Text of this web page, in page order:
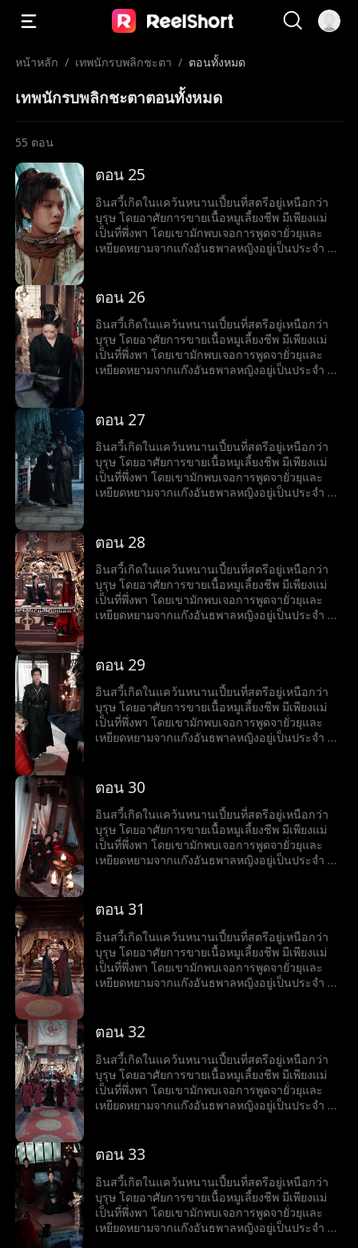
หน้าหลัก / เทพนักรบพลิกชะตา / ตอนทั้งหมด
เทพนักรบพลิกชะตาตอนทั้งหมด
55 ตอน
ตอน 25
อินสวี้เกิดในแคว้นหนานเปี้ยนที่สตรีอยู่เหนือกว่า
บุรุษ โดยอาศัยการขายเนื้อหมูเลี้ยงชีพ มีเพียงแม่
เป็นที่พึ่งพา โดยเขามักพบเจอการพูดจายั่วยุและ
เหยียดหยามจากแก๊งอันธพาลหญิงอยู่เป็นประจำ จึง
ฝึกฝนวิทยายุทธ์ แต่อินสวี้กลับมีใจที่อยากออกทัพไป
วิทยายุทธ์ลับหลังแม่ เพื่อทำให้ปณิธานที่หวังไว้เป็น
จริง อินสวี้ไม่สนใจที่แม่คัดค้านการเข้าร่วมงาน
ชุมนุมเทพนักรบ ทว่าเขากลับเริ่มเข้าใกล้ชาติ
กำเนิดของตัวเองที่ลานเทพนักรบทีละนิด...
ตอน 26
อินสวี้เกิดในแคว้นหนานเปี้ยนที่สตรีอยู่เหนือกว่า
บุรุษ โดยอาศัยการขายเนื้อหมูเลี้ยงชีพ มีเพียงแม่
เป็นที่พึ่งพา โดยเขามักพบเจอการพูดจายั่วยุและ
เหยียดหยามจากแก๊งอันธพาลหญิงอยู่เป็นประจำ จึง
ฝึกฝนวิทยายุทธ์ แต่อินสวี้กลับมีใจที่อยากออกทัพไป
วิทยายุทธ์ลับหลังแม่ เพื่อทำให้ปณิธานที่หวังไว้เป็น
จริง อินสวี้ไม่สนใจที่แม่คัดค้านการเข้าร่วมงาน
ชุมนุมเทพนักรบ ทว่าเขากลับเริ่มเข้าใกล้ชาติ
กำเนิดของตัวเองที่ลานเทพนักรบทีละนิด...
ตอน 27
อินสวี้เกิดในแคว้นหนานเปี้ยนที่สตรีอยู่เหนือกว่า
บุรุษ โดยอาศัยการขายเนื้อหมูเลี้ยงชีพ มีเพียงแม่
เป็นที่พึ่งพา โดยเขามักพบเจอการพูดจายั่วยุและ
เหยียดหยามจากแก๊งอันธพาลหญิงอยู่เป็นประจำ จึง
ฝึกฝนวิทยายุทธ์ แต่อินสวี้กลับมีใจที่อยากออกทัพไป
วิทยายุทธ์ลับหลังแม่ เพื่อทำให้ปณิธานที่หวังไว้เป็น
จริง อินสวี้ไม่สนใจที่แม่คัดค้านการเข้าร่วมงาน
ชุมนุมเทพนักรบ ทว่าเขากลับเริ่มเข้าใกล้ชาติ
กำเนิดของตัวเองที่ลานเทพนักรบทีละนิด...
ตอน 28
อินสวี้เกิดในแคว้นหนานเปี้ยนที่สตรีอยู่เหนือกว่า
บุรุษ โดยอาศัยการขายเนื้อหมูเลี้ยงชีพ มีเพียงแม่
เป็นที่พึ่งพา โดยเขามักพบเจอการพูดจายั่วยุและ
เหยียดหยามจากแก๊งอันธพาลหญิงอยู่เป็นประจำ จึง
ฝึกฝนวิทยายุทธ์ แต่อินสวี้กลับมีใจที่อยากออกทัพไป
วิทยายุทธ์ลับหลังแม่ เพื่อทำให้ปณิธานที่หวังไว้เป็น
จริง อินสวี้ไม่สนใจที่แม่คัดค้านการเข้าร่วมงาน
ชุมนุมเทพนักรบ ทว่าเขากลับเริ่มเข้าใกล้ชาติ
กำเนิดของตัวเองที่ลานเทพนักรบทีละนิด...
ตอน 29
อินสวี้เกิดในแคว้นหนานเปี้ยนที่สตรีอยู่เหนือกว่า
บุรุษ โดยอาศัยการขายเนื้อหมูเลี้ยงชีพ มีเพียงแม่
เป็นที่พึ่งพา โดยเขามักพบเจอการพูดจายั่วยุและ
เหยียดหยามจากแก๊งอันธพาลหญิงอยู่เป็นประจำ จึง
ฝึกฝนวิทยายุทธ์ แต่อินสวี้กลับมีใจที่อยากออกทัพไป
วิทยายุทธ์ลับหลังแม่ เพื่อทำให้ปณิธานที่หวังไว้เป็น
จริง อินสวี้ไม่สนใจที่แม่คัดค้านการเข้าร่วมงาน
ชุมนุมเทพนักรบ ทว่าเขากลับเริ่มเข้าใกล้ชาติ
กำเนิดของตัวเองที่ลานเทพนักรบทีละนิด...
ตอน 30
อินสวี้เกิดในแคว้นหนานเปี้ยนที่สตรีอยู่เหนือกว่า
บุรุษ โดยอาศัยการขายเนื้อหมูเลี้ยงชีพ มีเพียงแม่
เป็นที่พึ่งพา โดยเขามักพบเจอการพูดจายั่วยุและ
เหยียดหยามจากแก๊งอันธพาลหญิงอยู่เป็นประจำ จึง
ฝึกฝนวิทยายุทธ์ แต่อินสวี้กลับมีใจที่อยากออกทัพไป
วิทยายุทธ์ลับหลังแม่ เพื่อทำให้ปณิธานที่หวังไว้เป็น
จริง อินสวี้ไม่สนใจที่แม่คัดค้านการเข้าร่วมงาน
ชุมนุมเทพนักรบ ทว่าเขากลับเริ่มเข้าใกล้ชาติ
กำเนิดของตัวเองที่ลานเทพนักรบทีละนิด...
ตอน 31
อินสวี้เกิดในแคว้นหนานเปี้ยนที่สตรีอยู่เหนือกว่า
บุรุษ โดยอาศัยการขายเนื้อหมูเลี้ยงชีพ มีเพียงแม่
เป็นที่พึ่งพา โดยเขามักพบเจอการพูดจายั่วยุและ
เหยียดหยามจากแก๊งอันธพาลหญิงอยู่เป็นประจำ จึง
ฝึกฝนวิทยายุทธ์ แต่อินสวี้กลับมีใจที่อยากออกทัพไป
วิทยายุทธ์ลับหลังแม่ เพื่อทำให้ปณิธานที่หวังไว้เป็น
จริง อินสวี้ไม่สนใจที่แม่คัดค้านการเข้าร่วมงาน
ชุมนุมเทพนักรบ ทว่าเขากลับเริ่มเข้าใกล้ชาติ
กำเนิดของตัวเองที่ลานเทพนักรบทีละนิด...
ตอน 32
อินสวี้เกิดในแคว้นหนานเปี้ยนที่สตรีอยู่เหนือกว่า
บุรุษ โดยอาศัยการขายเนื้อหมูเลี้ยงชีพ มีเพียงแม่
เป็นที่พึ่งพา โดยเขามักพบเจอการพูดจายั่วยุและ
เหยียดหยามจากแก๊งอันธพาลหญิงอยู่เป็นประจำ จึง
ฝึกฝนวิทยายุทธ์ แต่อินสวี้กลับมีใจที่อยากออกทัพไป
วิทยายุทธ์ลับหลังแม่ เพื่อทำให้ปณิธานที่หวังไว้เป็น
จริง อินสวี้ไม่สนใจที่แม่คัดค้านการเข้าร่วมงาน
ชุมนุมเทพนักรบ ทว่าเขากลับเริ่มเข้าใกล้ชาติ
กำเนิดของตัวเองที่ลานเทพนักรบทีละนิด...
ตอน 33
อินสวี้เกิดในแคว้นหนานเปี้ยนที่สตรีอยู่เหนือกว่า
บุรุษ โดยอาศัยการขายเนื้อหมูเลี้ยงชีพ มีเพียงแม่
เป็นที่พึ่งพา โดยเขามักพบเจอการพูดจายั่วยุและ
เหยียดหยามจากแก๊งอันธพาลหญิงอยู่เป็นประจำ จึง